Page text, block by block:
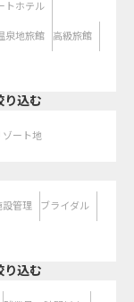
トホテル
泉地旅館 高級旅館
り込む
ゾート地
設管理 ブライダル
り込む